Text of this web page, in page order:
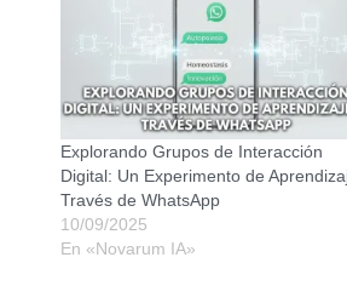
Explorando Grupos de Interacción
Digital: Un Experimento de
Través de WhatsApp
10/09/2025
En «Novarum IA»